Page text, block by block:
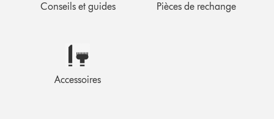
Conseils et guides Pièces de rechange
Accessoires